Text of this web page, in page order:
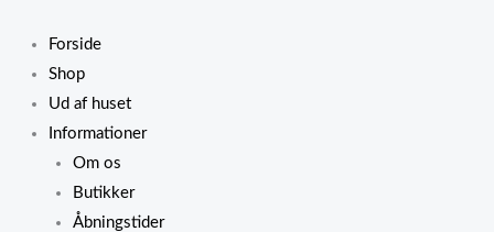
indholdet
Forside
Shop
Ud af huset
Informationer
Om os
Butikker
Åbningstider